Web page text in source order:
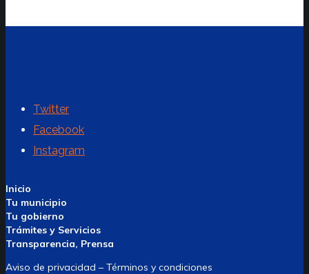
Twitter
Facebook
Instagram
Inicio
Tu municipio
Tu gobierno
Trámites y Servicios
Transparencia, Prensa
Aviso de privacidad – Términos y condiciones